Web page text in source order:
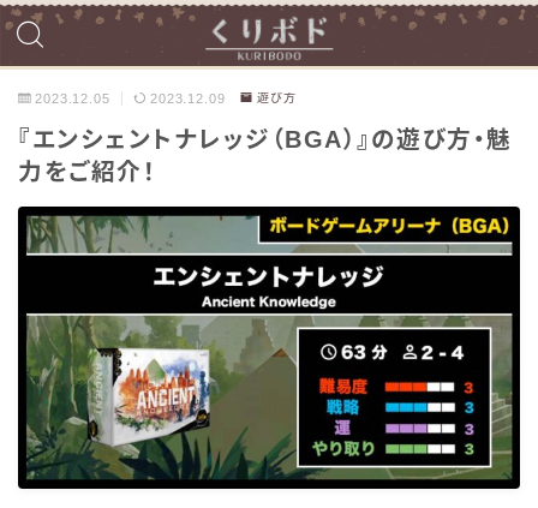
2023.12.05 2023.12.09 遊び方
『エンシェントナレッジ（BGA）』の遊び方・魅
力をご紹介！